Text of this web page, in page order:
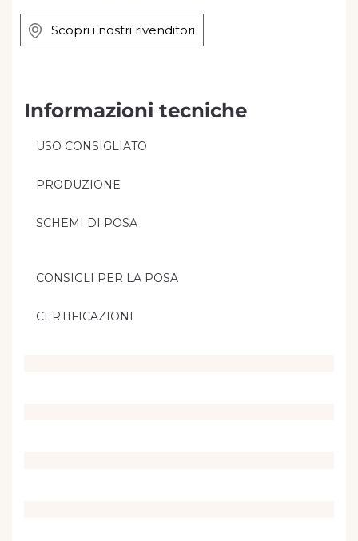
Scopri i nostri rivenditori
Informazioni tecniche
USO CONSIGLIATO
PRODUZIONE
SCHEMI DI POSA
CONSIGLI PER LA POSA
CERTIFICAZIONI